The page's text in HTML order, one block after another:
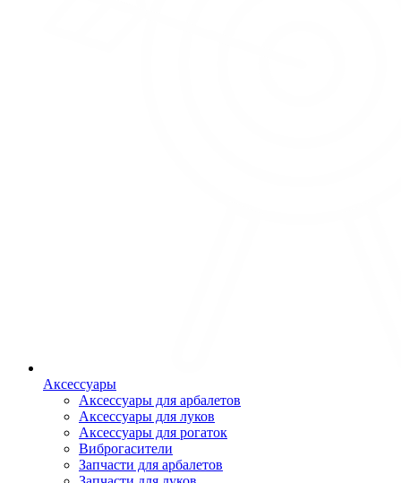
Аксессуары
Аксессуары для арбалетов
Аксессуары для луков
Аксессуары для рогаток
Виброгасители
Запчасти для арбалетов